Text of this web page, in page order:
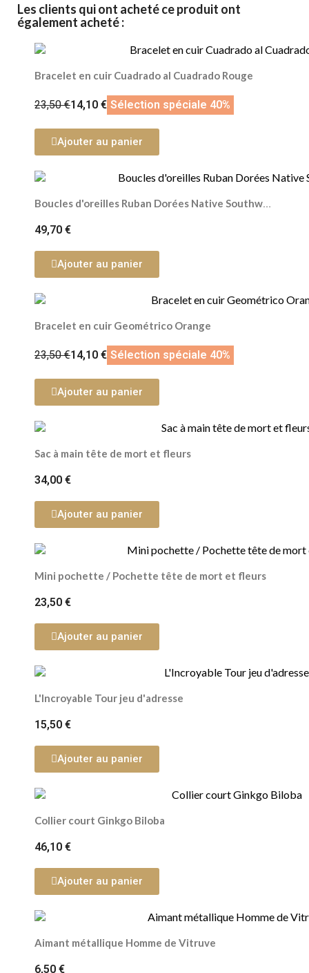
Les clients qui ont acheté ce produit ont
également acheté :
Bracelet en cuir Cuadrado al Cuadrado Rouge
23,50 €14,10 € Sélection spéciale 40%
Ajouter au panier
Boucles d'oreilles Ruban Dorées Native Southwest
49,70 €
Ajouter au panier
Bracelet en cuir Geométrico Orange
23,50 €14,10 € Sélection spéciale 40%
Ajouter au panier
Sac à main tête de mort et fleurs
34,00 €
Ajouter au panier
Mini pochette / Pochette tête de mort et fleurs
23,50 €
Ajouter au panier
L'Incroyable Tour jeu d'adresse
15,50 €
Ajouter au panier
Collier court Ginkgo Biloba
46,10 €
Ajouter au panier
Aimant métallique Homme de Vitruve
6,50 €